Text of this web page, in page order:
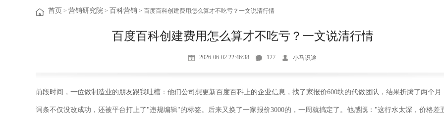
首页 > 营销研究院 > 百科营销 > 百度百科创建费用怎么算才不吃亏？一文说清行情
百度百科创建费用怎么算才不吃亏？一文说清行情
2026-06-02 22:46:38 127 小马识途
前段时间，一位做制造业的朋友跟我吐槽：他们公司想更新百度百科上的企业信息，找了家报价600块的代做团队，结果折腾了两个月
词条不仅没改成功，还被平台打上了 "违规编辑"的标签。后来又换了一家报价3000的，一周就搞定了。他感慨： "这行水太深，价格差